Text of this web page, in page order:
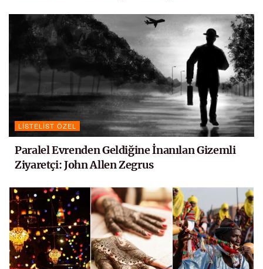
LISTELIST ÖZEL
Paralel Evrenden Geldiğine İnanılan Gizemli
Ziyaretçi: John Allen Zegrus